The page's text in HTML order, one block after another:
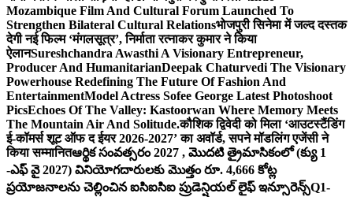
Mozambique Film And Cultural Forum Launched To
Strengthen Bilateral Cultural Relationsभोजपुरी सिनेमा में जल्द दस्तक
देगी नई फिल्म ‘मंगलसूत्र’, निर्माता रत्नाकर कुमार ने किया
ऐलानSureshchandra Awasthi A Visionary Entrepreneur,
Producer And HumanitarianDeepak Chaturvedi The Visionary
Powerhouse Redefining The Future Of Fashion And
EntertainmentModel Actress Sofee George Latest Photoshoot
PicsEchoes Of The Valley: Kastoorwan Where Memory Meets
The Mountain Air And Solitude.कौशिक द्विवेदी को मिला ‘आउटस्टैंडिंग
ई-कॉमर्स शूट ऑफ द ईयर 2026-2027’ का अवॉर्ड, सपने मॉडलिंग एजेंसी ने
किया सम्मानितఆర్థిక సంవత్సరం 2027 , మొదటి త్రైమాసికంలో (క్యు 1
-ఎఫ్ వై 2027) వినియోగదారులకు మొత్తం రూ. 4,666 కోట్ల
ప్రయోజనాలను చెల్లించిన ఐసిఐసిఐ ప్రుడెన్షియల్ లైఫ్ ఇన్సూరెన్స్Q1-